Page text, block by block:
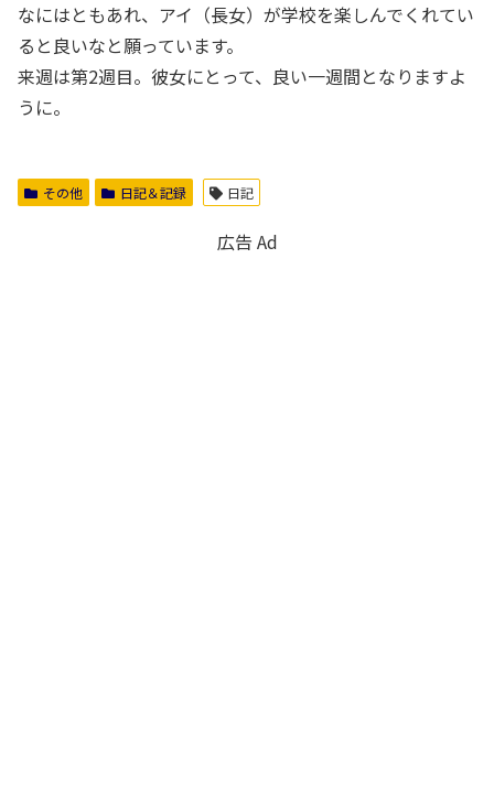
なにはともあれ、アイ（長女）が学校を楽しんでくれてい
ると良いなと願っています。
来週は第2週目。彼女にとって、良い一週間となりますよ
うに。
その他 日記＆記録 日記
広告 Ad